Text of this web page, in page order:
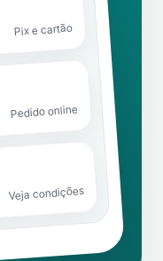
Pix e cartão
Pedido online
Veja condições